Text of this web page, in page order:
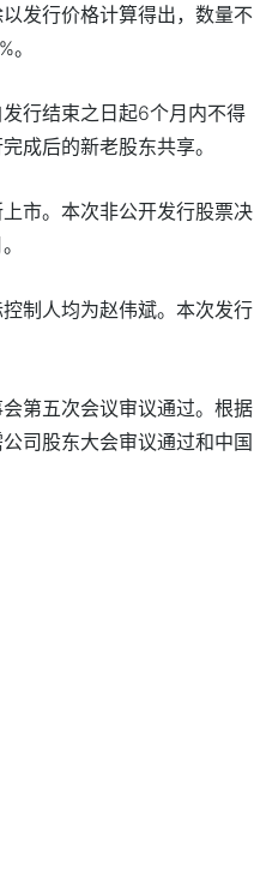
发行价格计算得出，数量不
行结束之日起6个月内不得
成后的新老股东共享。
市。本次非公开发行股票决
制人均为赵伟斌。本次发行
第五次会议审议通过。根据
司股东大会审议通过和中国